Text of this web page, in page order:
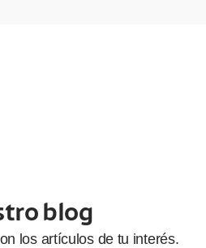
blog
los artículos de tu interés.